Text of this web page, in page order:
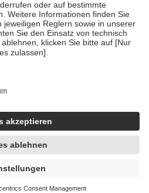
und Früherkennung, die von der
es sich um echte Bewertungen
articles/4419944605341
unter Zuhilfenahme künstlicher